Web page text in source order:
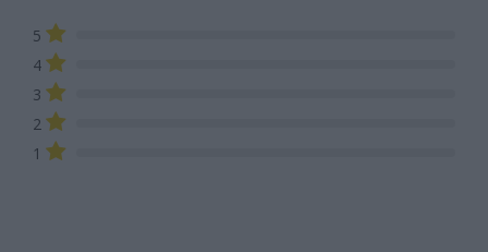
5
4
3
2
1